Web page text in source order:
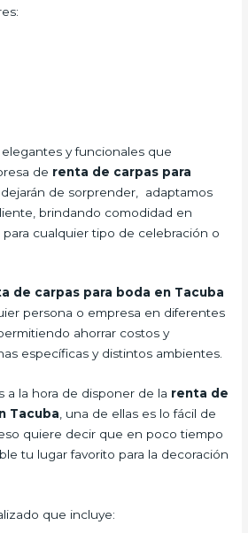
y funcionales que
de renta de carpas para
de sorprender, adaptamos
brindando comodidad en
para cualquier tipo de celebración o
de carpas para boda en Tacuba
persona o empresa en diferentes
ahorrar costos y
específicas y distintos ambientes.
a la hora de disponer de la renta de
Tacuba, una de ellas es lo fácil de
quiere decir que en poco tiempo
tu lugar favorito para la decoración
que incluye: